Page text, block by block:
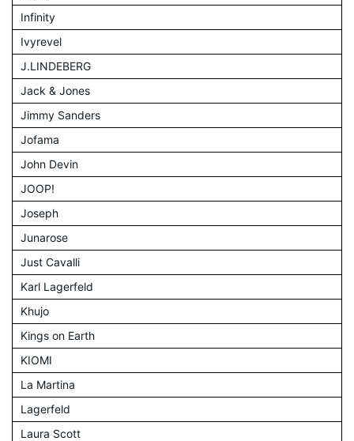
Infinity
Ivyrevel
J.LINDEBERG
Jack & Jones
Jimmy Sanders
Jofama
John Devin
JOOP!
Joseph
Junarose
Just Cavalli
Karl Lagerfeld
Khujo
Kings on Earth
KIOMI
La Martina
Lagerfeld
Laura Scott